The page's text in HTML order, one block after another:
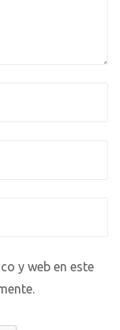
y web en este